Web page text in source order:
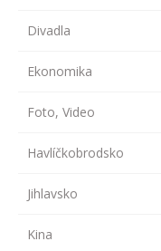
Divadla
Ekonomika
Foto, Video
Havlíčkobrodsko
Jihlavsko
Kina